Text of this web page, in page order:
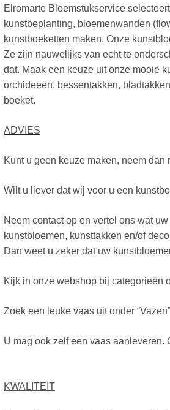
Elromarte Bloemstukservice
kunstbeplanting, bloemenwanden
kunstboeketten maken. Onze
Ze zijn nauwelijks van echt te
dat. Maak een keuze uit onze mooie
orchideeën, bessentakken,
boeket.
ADVIES
Kunt u geen keuze maken, neem
Wilt u liever dat wij voor u een
Neem contact op en vertel ons wat
kunstbloemen, kunsttakken en/of
Dan weet u zeker dat uw
Kijk in onze webshop bij categorieën
Zoek een leuke vaas uit onder
U mag ook zelf een vaas aanleveren.
KWALITEIT